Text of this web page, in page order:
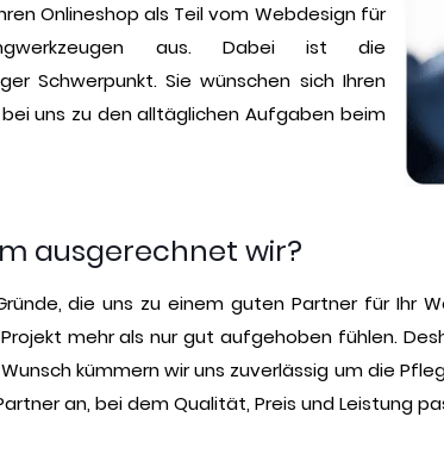
Onlineshop als Teil vom Webdesign für
aus. Dabei ist die
Schwerpunkt. Sie wünschen sich Ihren
uns zu den alltäglichen Aufgaben beim
ausgerechnet wir?
die uns zu einem guten Partner für Ihr
mehr als nur gut aufgehoben fühlen.
kümmern wir uns zuverlässig um die
an, bei dem Qualität, Preis und Leistung